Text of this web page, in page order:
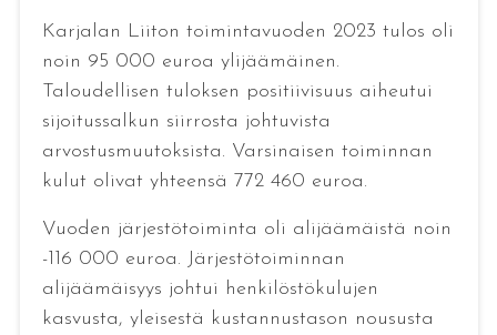
Karjalan Liiton toimintavuoden 2023 tulos oli
noin 95 000 euroa ylijäämäinen.
Taloudellisen tuloksen positiivisuus aiheutui
sijoitussalkun siirrosta johtuvista
arvostusmuutoksista. Varsinaisen toiminnan
kulut olivat yhteensä 772 460 euroa.
Vuoden järjestötoiminta oli alijäämäistä noin
-116 000 euroa. Järjestötoiminnan
alijäämäisyys johtui henkilöstökulujen
kasvusta, yleisestä kustannustason noususta